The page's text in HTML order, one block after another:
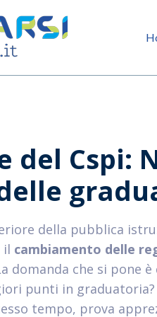
del Cspi:
della pubblica
il cambiamento delle
domanda che si pone è
punti in
tempo, prova